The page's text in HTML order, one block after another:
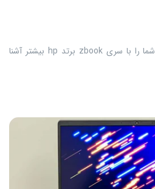
​​​​در این مقاله علمی قصد داریم شما را با سری zbook برتد hp بیشتر آشنا